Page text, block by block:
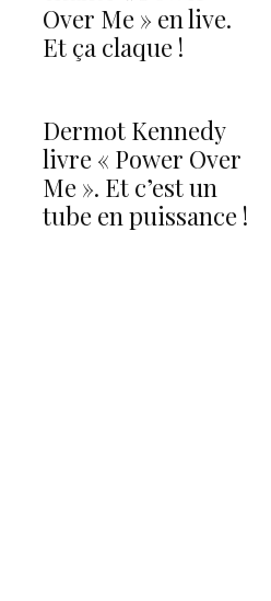
Over Me » en live.
Et ça claque !
Dermot Kennedy
livre « Power Over
Me ». Et c’est un
tube en puissance !